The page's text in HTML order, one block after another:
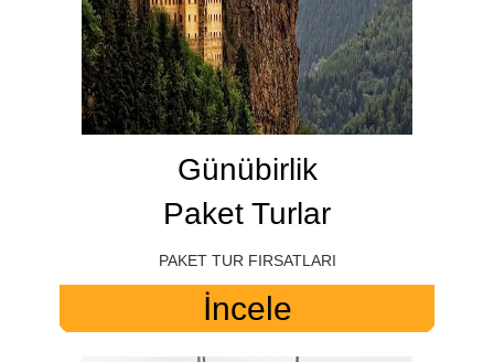
Günübirlik
Paket Turlar
PAKET TUR FIRSATLARI
İncele